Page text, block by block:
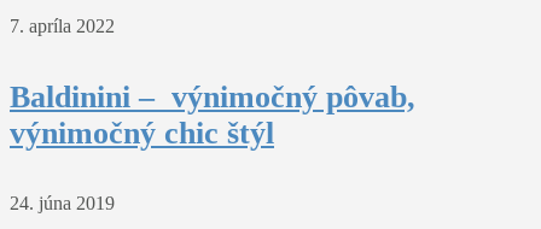
7. apríla 2022
Baldinini – výnimočný pôvab,
výnimočný chic štýl
24. júna 2019